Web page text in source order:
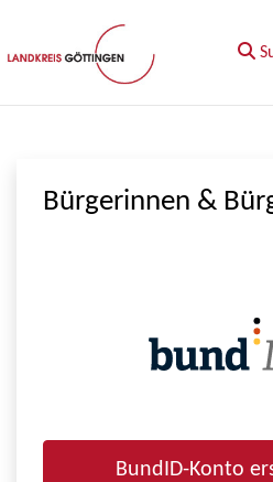
Zum Hauptinhalt springen
Bürgerinnen &
BundID-Konto